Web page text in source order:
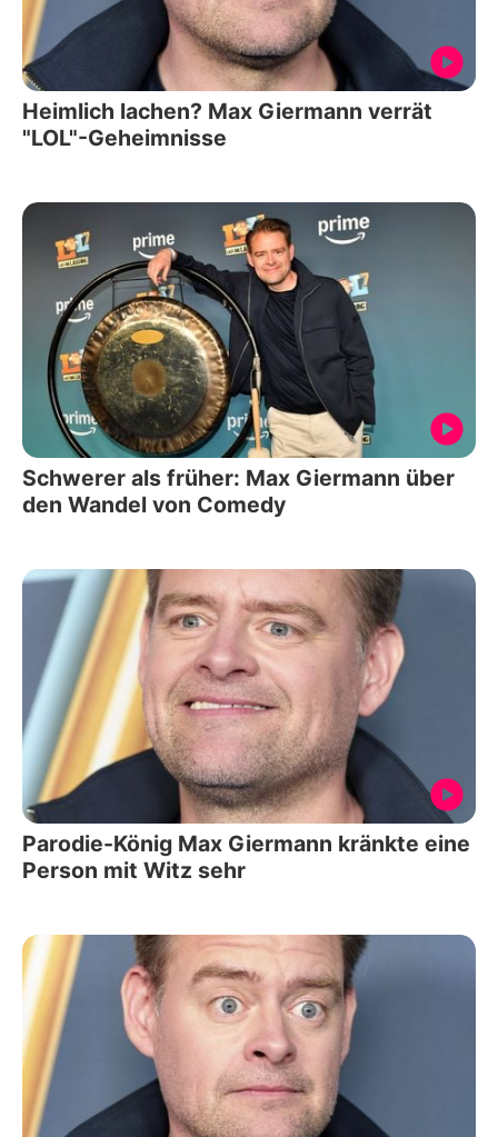
Heimlich lachen? Max Giermann verrät
"LOL"-Geheimnisse
Schwerer als früher: Max Giermann über
den Wandel von Comedy
Parodie-König Max Giermann kränkte eine
Person mit Witz sehr